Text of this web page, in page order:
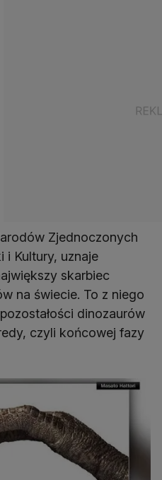
Zjednoczonych
i Kultury, uznaje
skarbiec
na świecie. To z niego
dinozaurów
czyli końcowej fazy